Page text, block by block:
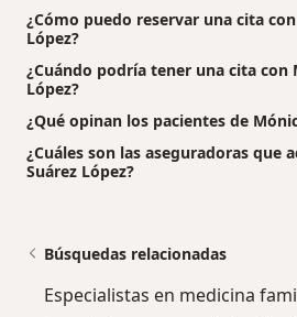
¿Cómo puedo reservar una cita
López?
¿Cuándo podría tener una cita con
López?
¿Qué opinan los pacientes de
¿Cuáles son las aseguradoras que
Suárez López?
Búsquedas relacionadas
Especialistas en medicina